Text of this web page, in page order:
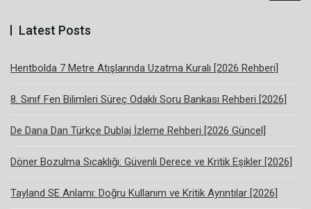
Latest Posts
Hentbolda 7 Metre Atışlarında Uzatma Kuralı [2026 Rehberi]
8. Sınıf Fen Bilimleri Süreç Odaklı Soru Bankası Rehberi [2026]
De Dana Dan Türkçe Dublaj İzleme Rehberi [2026 Güncel]
Döner Bozulma Sıcaklığı: Güvenli Derece ve Kritik Eşikler [2026]
Tayland SE Anlamı: Doğru Kullanım ve Kritik Ayrıntılar [2026]